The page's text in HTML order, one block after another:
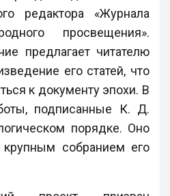
редактора «Журнала
просвещения».
предлагает читателю
его статей, что
к документу эпохи. В
подписанные К. Д.
порядке. Оно
крупным собранием его